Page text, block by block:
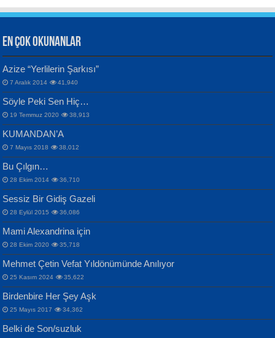
VAHDETTİN YİĞİTCAN
Samimiyet Nedir?...
İPEK ACAR SERT
Gazze’nin Şecaati, Ümmetin İmtihanı...
MAHMUT GÜRBÜZ
İbrahim Olmak ve Bitirebilmek...
Bülent Sağlam
Mescid-i Aksâ Üstüne Ay!...
Selahattin Yıldız
İdrakimle Üşürken...
Songül Özel
Mahzen...
CAHİT SITKI TARANCI
Otuz Beş Yaş Şiiri...
ERDEM BAYAZIT
Sana, Bana, Vatanıma, Ülkemin
İnsanlarına Dair...
NAZIM HİKMET RAN
Bir Cezaevinde, Tecritteki Adamın
Mektupları...
EN ÇOK OKUNANLAR
Azize “Yerlilerin Şarkısı”
7 Aralık 2014 41,940
Söyle Peki Sen Hiç…
19 Temmuz 2020 38,913
KUMANDAN’A
7 Mayıs 2018 38,012
Bu Çılgın…
28 Ekim 2014 36,710
Sessiz Bir Gidiş Gazeli
28 Eylül 2015 36,086
Mami Alexandrina için
28 Ekim 2020 35,718
Mehmet Çetin Vefat Yıldönümünde Anılıyor
25 Kasım 2024 35,622
Birdenbire Her Şey Aşk
25 Mayıs 2017 34,362
Belki de Son/suzluk